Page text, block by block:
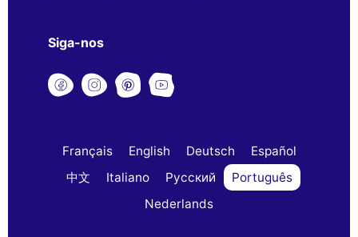
Siga-nos
Français English Deutsch
Español
中文
Italiano Русский
Português
Nederlands